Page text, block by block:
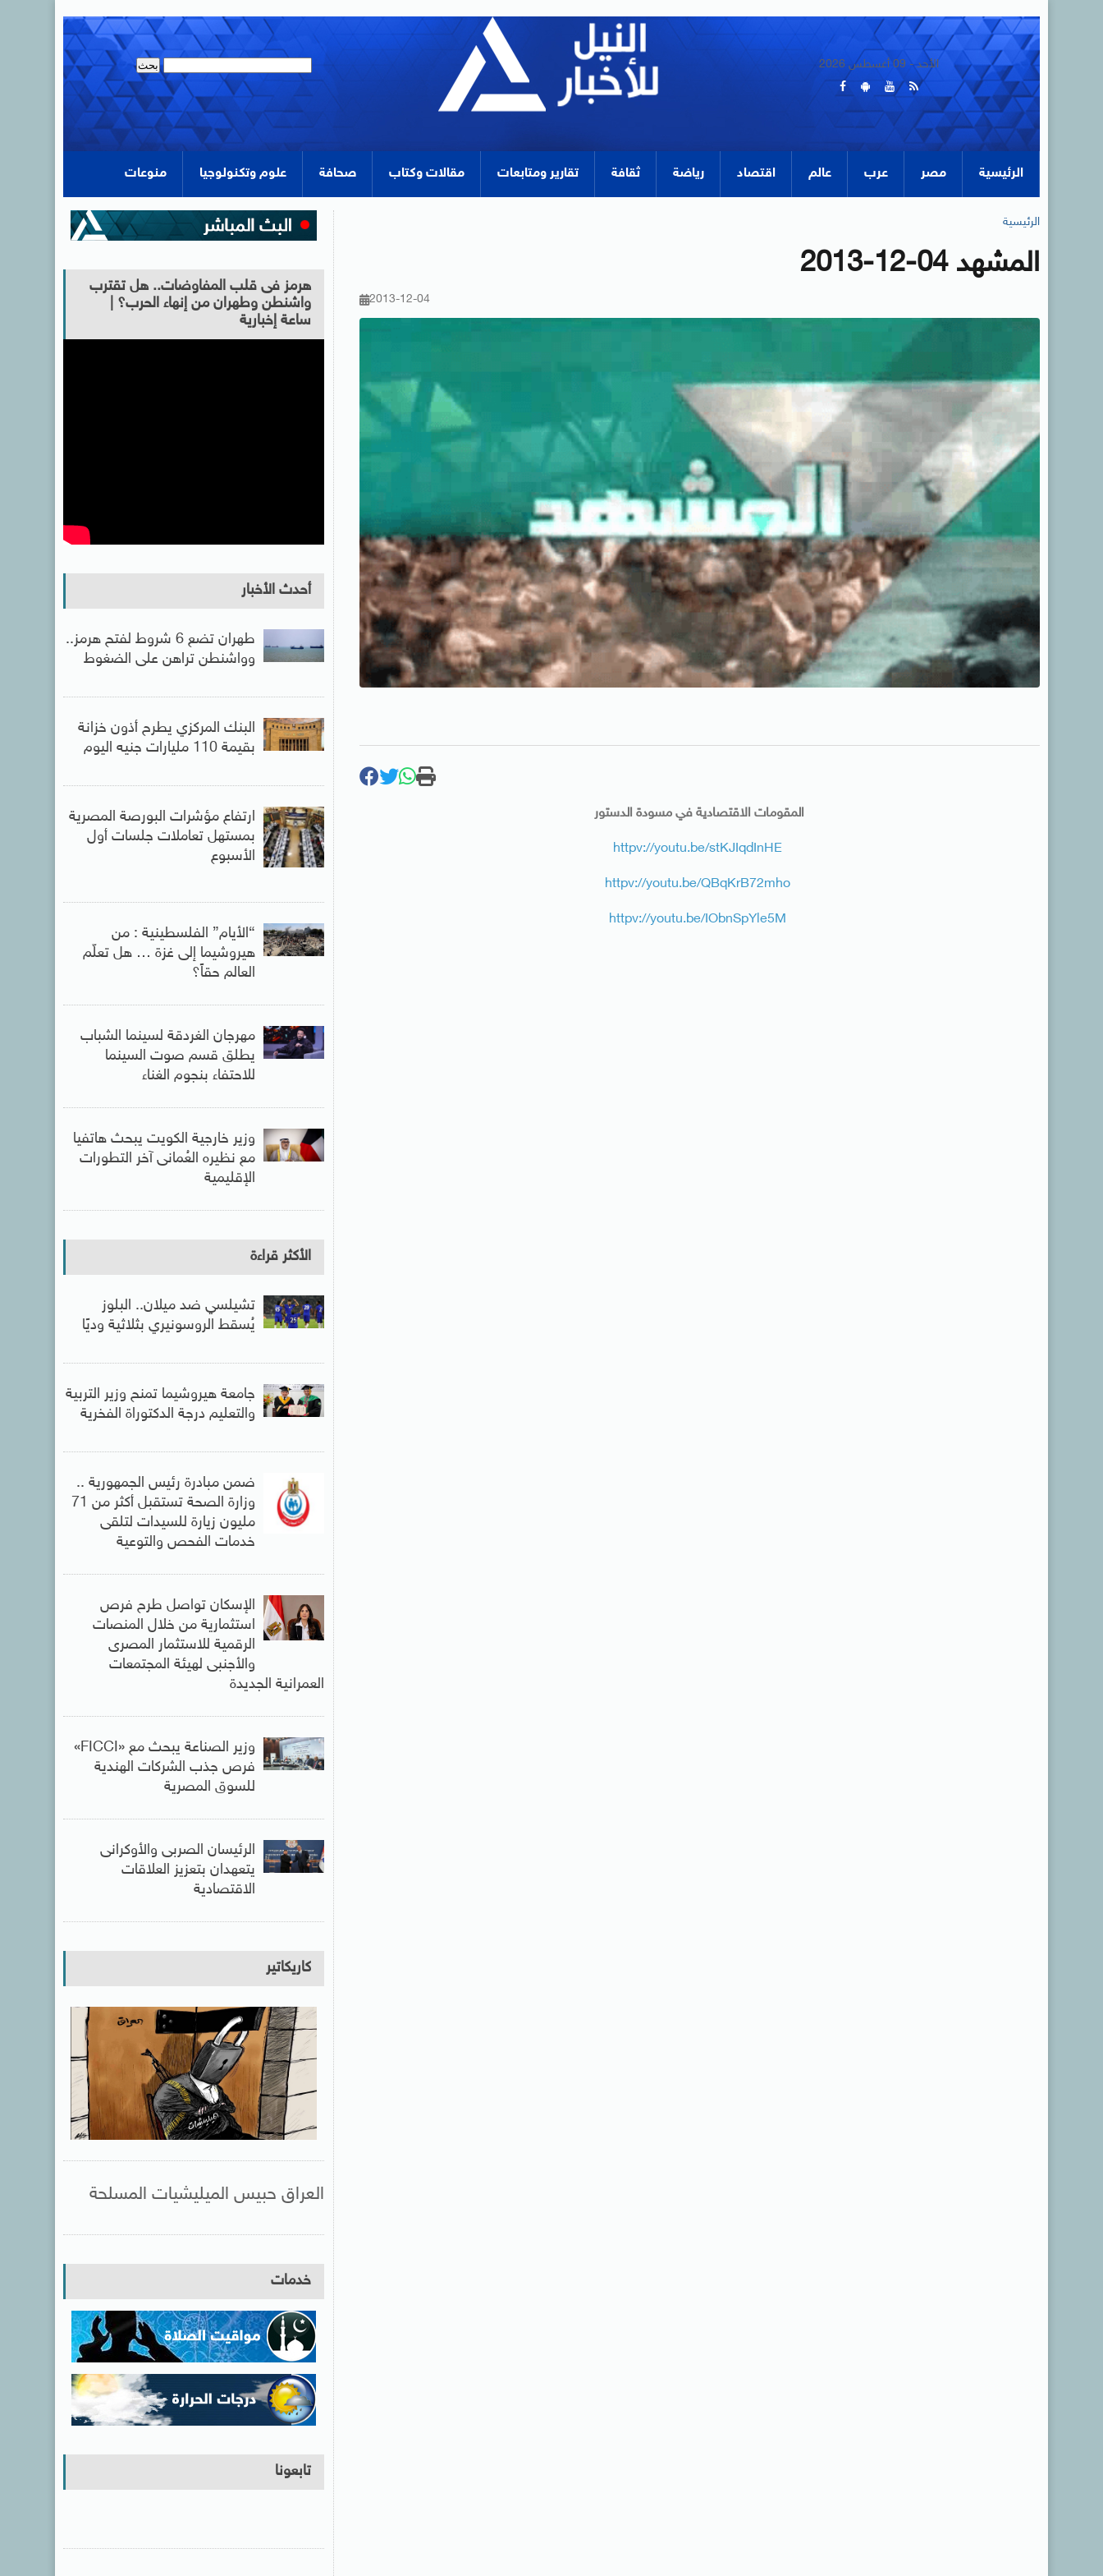
الأحد - 09 أغسطس 2026
الرئيسية مصر عرب عالم اقتصاد رياضة ثقافة تقارير ومتابعات مقالات وكتاب صحافة علوم وتكنولوجيا منوعات
الرئيسية
المشهد 04-12-2013
2013-12-04
المقومات الاقتصادية في مسودة الدستور
httpv://youtu.be/stKJIqdInHE
httpv://youtu.be/QBqKrB72mho
httpv://youtu.be/IObnSpYle5M
هرمز فى قلب المفاوضات.. هل تقترب
واشنطن وطهران من إنهاء الحرب؟ |
ساعة إخبارية
أحدث الأخبار
طهران تضع 6 شروط لفتح هرمز..
وواشنطن تراهن على الضغوط
البنك المركزي يطرح أذون خزانة
بقيمة 110 مليارات جنيه اليوم
ارتفاع مؤشرات البورصة المصرية
بمستهل تعاملات جلسات أول
الأسبوع
“الأيام” الفلسطينية : من
هيروشيما إلى غزة … هل تعلّم
العالم حقاً؟
مهرجان الغردقة لسينما الشباب
يطلق قسم صوت السينما
للاحتفاء بنجوم الغناء
وزير خارجية الكويت يبحث هاتفيا
مع نظيره العُمانى آخر التطورات
الإقليمية
الأكثر قراءة
تشيلسي ضد ميلان.. البلوز
يُسقط الروسونيري بثلاثية وديًا
جامعة هيروشيما تمنح وزير التربية
والتعليم درجة الدكتوراة الفخرية
ضمن مبادرة رئيس الجمهورية ..
وزارة الصحة تستقبل أكثر من 71
مليون زيارة للسيدات لتلقى
خدمات الفحص والتوعية
الإسكان تواصل طرح فرص
استثمارية من خلال المنصات
الرقمية للاستثمار المصرى
والأجنبى لهيئة المجتمعات
العمرانية الجديدة
وزير الصناعة يبحث مع «FICCI»
فرص جذب الشركات الهندية
للسوق المصرية
الرئيسان الصربى والأوكرانى
يتعهدان بتعزيز العلاقات
الاقتصادية
كاريكاتير
العراق حبيس الميليشيات المسلحة
خدمات
تابعونا